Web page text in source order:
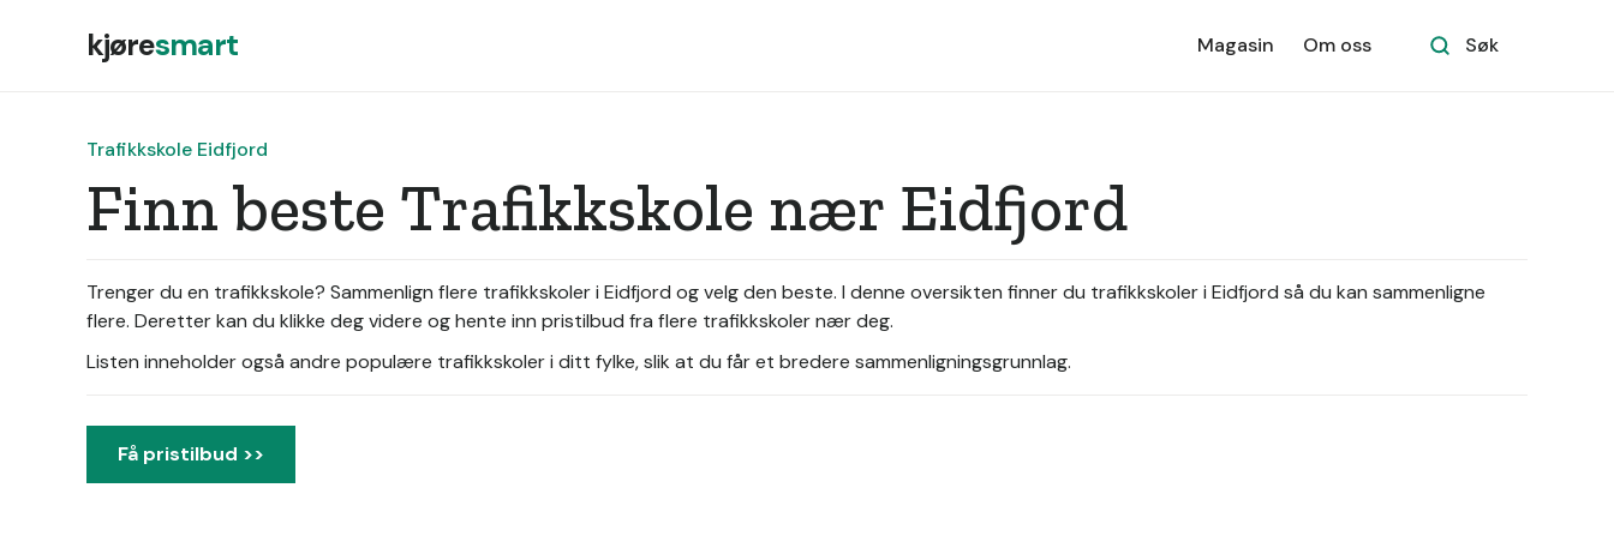
kjøresmart Magasin Om oss Søk
Trafikkskole Eidfjord
Finn beste Trafikkskole nær Eidfjord
Trenger du en trafikkskole? Sammenlign flere trafikkskoler i Eidfjord og velg den beste. I denne oversikten finner du trafikkskoler i Eidfjord så du kan sammenligne
flere. Deretter kan du klikke deg videre og hente inn pristilbud fra flere trafikkskoler nær deg.
Listen inneholder også andre populære trafikkskoler i ditt fylke, slik at du får et bredere sammenligningsgrunnlag.
Få pristilbud >>